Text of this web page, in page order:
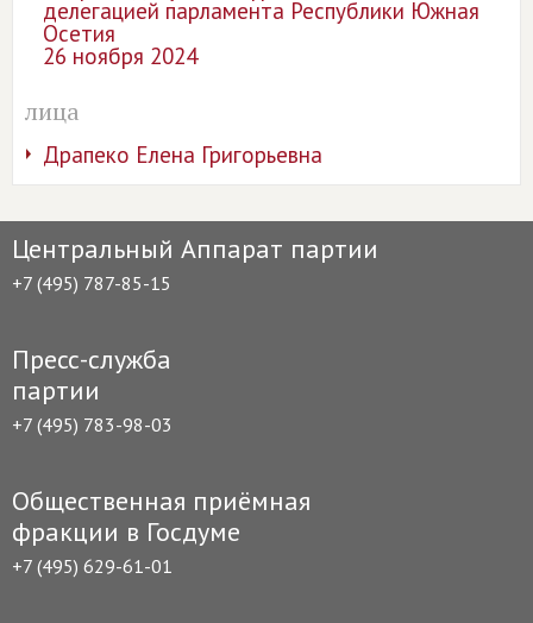
делегацией парламента Республики Южная
Осетия
26 ноября 2024
лица
Драпеко Елена Григорьевна
Центральный Аппарат партии
+7 (495) 787-85-15
Пресс-служба
партии
+7 (495) 783-98-03
Общественная приёмная
фракции в Госдуме
+7 (495) 629-61-01